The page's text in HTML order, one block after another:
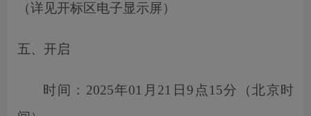
（详见开标区电子显示屏）
五、开启
时间： 2025年01月21日9点15分
（北京时